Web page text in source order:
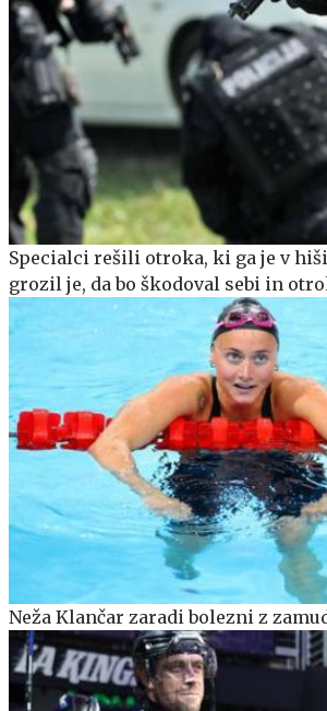
Specialci rešili otroka, ki ga je v
grozil je, da bo škodoval sebi in
Neža Klančar zaradi bolezni z